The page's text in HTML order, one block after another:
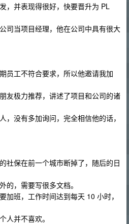
，并表现得很好，快要晋升为 PL
司当项目经理，他在公司中具有很大
员工不符合要求，所以他邀请我加
友极力推荐，讲述了项目和公司的诸
，没有多加询问，完全相信他的话，
社保在前一个城市断掉了，随后的日
的，需要写很多文档。
加班，工作时间达到每天 10 小时，
人并不喜欢。